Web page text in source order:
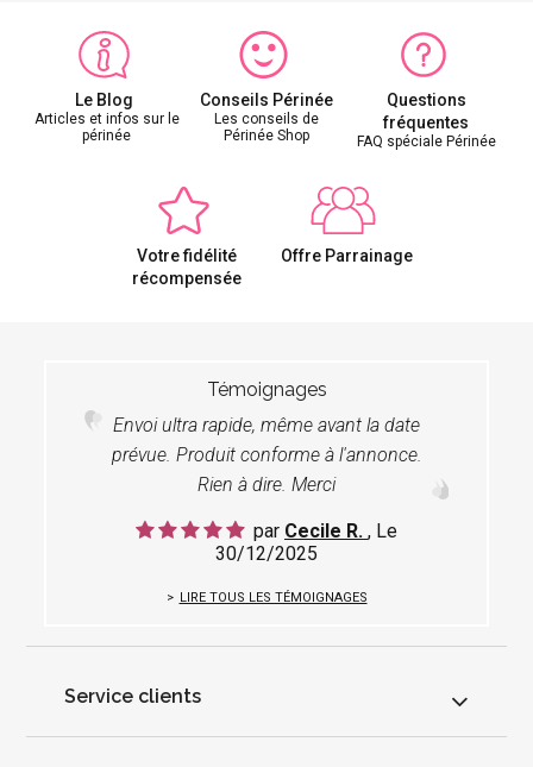
Le Blog
Articles et infos sur le
périnée
Conseils Périnée
Les conseils de
Périnée Shop
Questions
fréquentes
FAQ spéciale Périnée
Votre fidélité
récompensée
Offre Parrainage
Témoignages
Envoi ultra rapide, même avant la date
prévue. Produit conforme à l'annonce.
Rien à dire. Merci
par Cecile R. , Le
30/12/2025
LIRE TOUS LES TÉMOIGNAGES
Service clients